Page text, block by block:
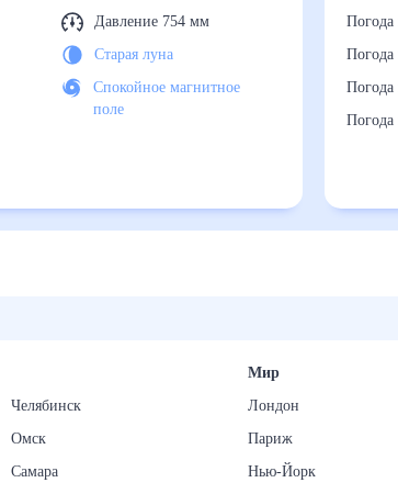
Давление 754 мм
Старая луна
Спокойное магнитное
поле
Челябинск
Омск
Самара
Мир
Лондон
Париж
Нью-Йорк